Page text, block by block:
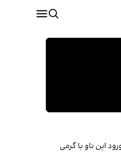
ورود این ناو با گرمی